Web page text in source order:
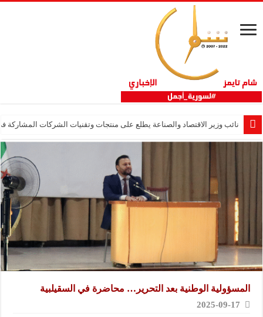
نائب وزير الاقتصاد والصناعة يطلع على منتجات وتقنيات الشركات المشاركة في
المسؤولية الوطنية بعد التحرير… محاضرة في السقيلبية
2025-09-17